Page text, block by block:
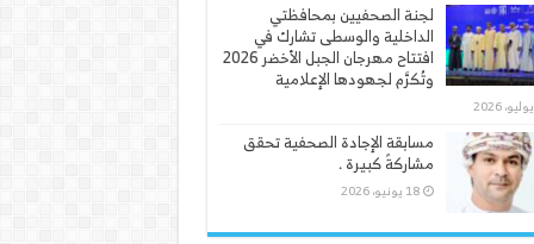
لجنة الصحفيين بمحافظتي
الداخلية والوسطى تشارك في
افتتاح مهرجان الجبل الأخضر 2026
وتُكرَّم لجهودها الإعلامية
مسابقة الإجادة الصحفية تحقق
مشاركةً كبيرة .
18 يونيو، 2026